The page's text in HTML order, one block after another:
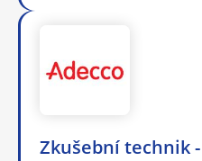
Zkušební technik